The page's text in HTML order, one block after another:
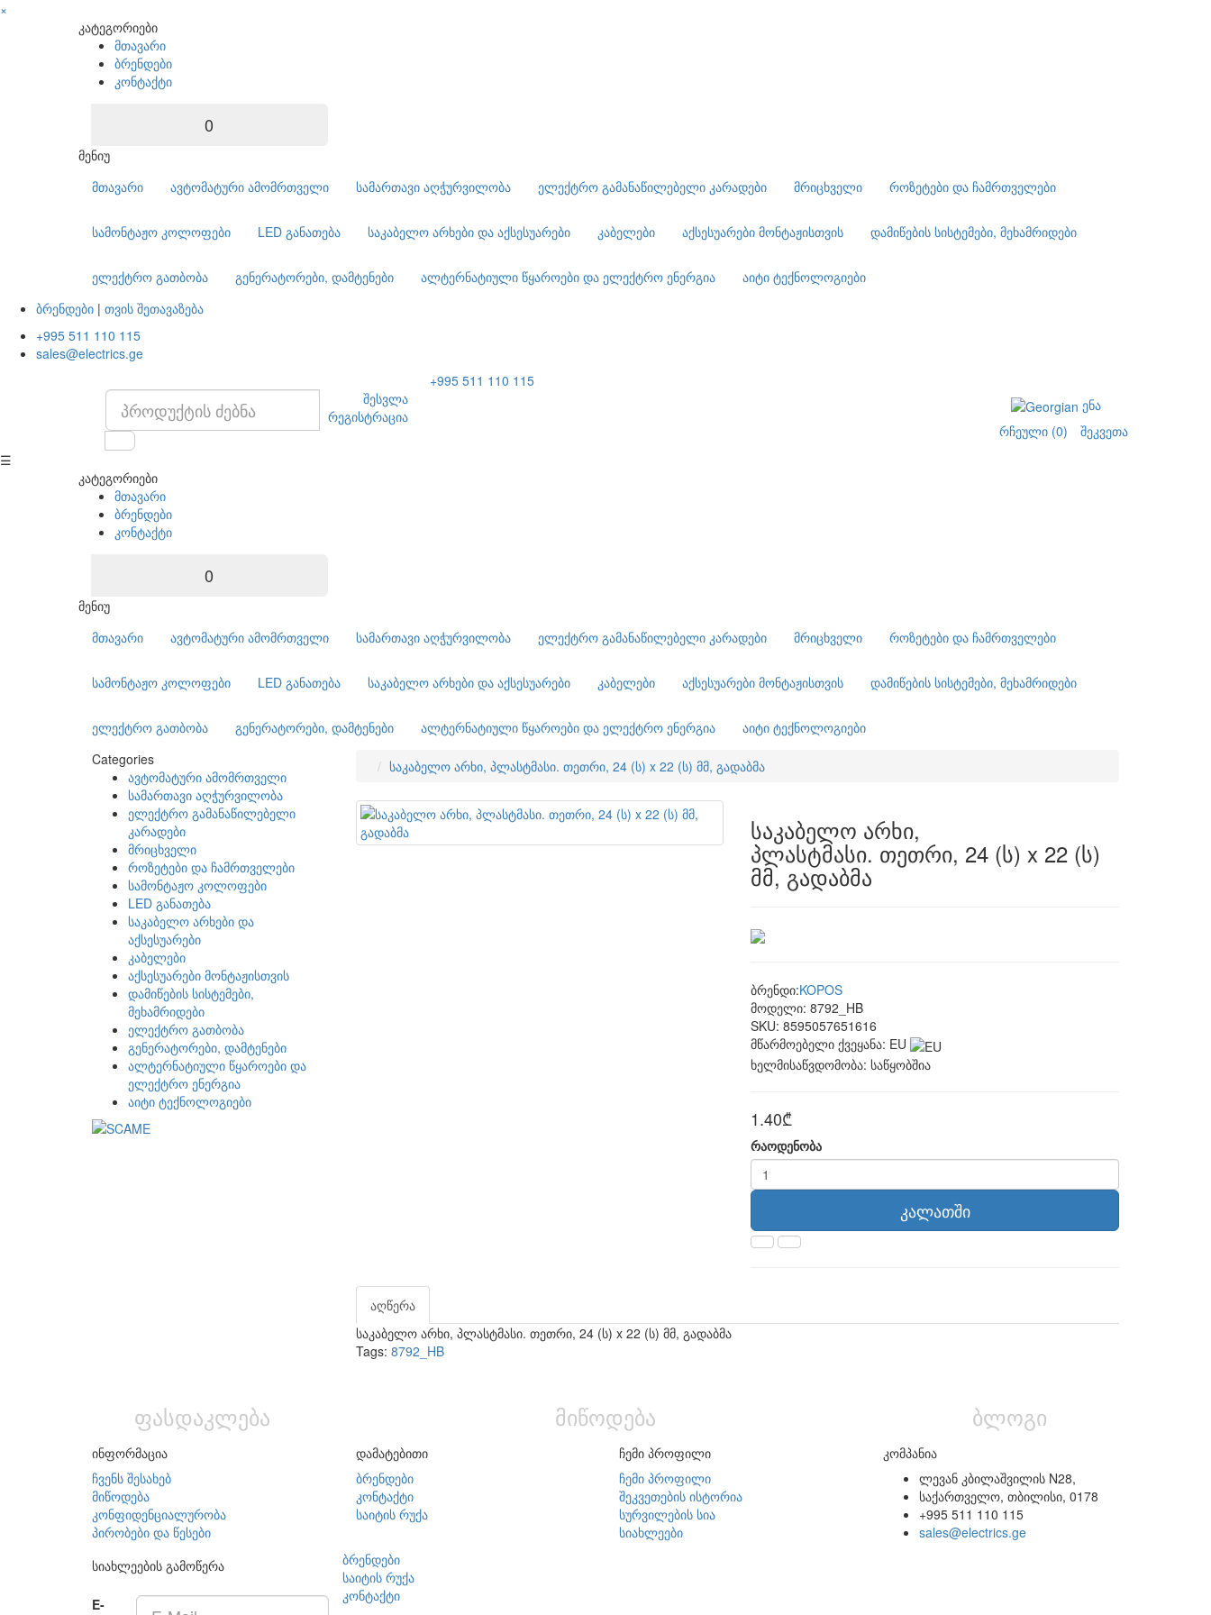
×
კატეგორიები
მთავარი
ბრენდები
კონტაქტი
0
მენიუ
მთავარი
ავტომატური ამომრთველი სამართავი აღჭურვილობა ელექტრო გამანაწილებელი კარადები მრიცხველი როზეტები და ჩამრთველები
სამონტაჟო კოლოფები LED განათება საკაბელო არხები და აქსესუარები კაბელები აქსესუარები მონტაჟისთვის დამიწების სისტემები, მეხამრიდები
ელექტრო გათბობა გენერატორები, დამტენები ალტერნატიული წყაროები და ელექტრო ენერგია
აიტი ტექნოლოგიები
ბრენდები | თვის შეთავაზება
+995 511 110 115
sales@electrics.ge
+995 511 110 115
ენა
რჩეული (0)
შეკვეთა
შესვლა
რეგისტრაცია
☰
კატეგორიები
მთავარი
ბრენდები
კონტაქტი
0
მენიუ
მთავარი
ავტომატური ამომრთველი სამართავი აღჭურვილობა ელექტრო გამანაწილებელი კარადები მრიცხველი როზეტები და ჩამრთველები
სამონტაჟო კოლოფები LED განათება საკაბელო არხები და აქსესუარები კაბელები აქსესუარები მონტაჟისთვის დამიწების სისტემები, მეხამრიდები
ელექტრო გათბობა გენერატორები, დამტენები ალტერნატიული წყაროები და ელექტრო ენერგია
აიტი ტექნოლოგიები
Categories
ავტომატური ამომრთველი
სამართავი აღჭურვილობა
ელექტრო გამანაწილებელი
კარადები
მრიცხველი
როზეტები და ჩამრთველები
სამონტაჟო კოლოფები
LED განათება
საკაბელო არხები და
აქსესუარები
კაბელები
აქსესუარები მონტაჟისთვის
დამიწების სისტემები,
მეხამრიდები
ელექტრო გათბობა
გენერატორები, დამტენები
ალტერნატიული წყაროები და
ელექტრო ენერგია
აიტი ტექნოლოგიები
საკაბელო არხი, პლასტმასი. თეთრი, 24 (ს) x 22 (ს) მმ, გადაბმა
საკაბელო არხი,
პლასტმასი. თეთრი, 24 (ს) x 22 (ს)
მმ, გადაბმა
ბრენდი:KOPOS
მოდელი: 8792_HB
SKU: 8595057651616
მწარმოებელი ქვეყანა: EU
ხელმისაწვდომობა: საწყობშია
1.40₾
რაოდენობა
კალათში
აღწერა
საკაბელო არხი, პლასტმასი. თეთრი, 24 (ს) x 22 (ს) მმ, გადაბმა
Tags: 8792_HB
ფასდაკლება მიწოდება ბლოგი
ინფორმაცია
ჩვენს შესახებ
მიწოდება
კონფიდენციალურობა
პირობები და წესები
დამატებითი
ბრენდები
კონტაქტი
საიტის რუქა
ჩემი პროფილი
ჩემი პროფილი
შეკვეთების ისტორია
სურვილების სია
სიახლეები
კომპანია
ლევან კბილაშვილის N28,
საქართველო, თბილისი, 0178
+995 511 110 115
sales@electrics.ge
სიახლეების გამოწერა
E-
ბრენდები
საიტის რუქა
კონტაქტი